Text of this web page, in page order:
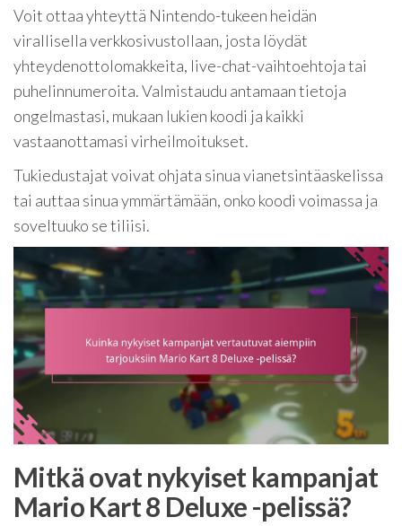
Voit ottaa yhteyttä Nintendo-tukeen heidän
virallisella verkkosivustollaan, josta löydät
yhteydenottolomakkeita, live-chat-vaihtoehtoja tai
puhelinnumeroita. Valmistaudu antamaan tietoja
ongelmastasi, mukaan lukien koodi ja kaikki
vastaanottamasi virheilmoitukset.
Tukiedustajat voivat ohjata sinua vianetsintäaskelissa
tai auttaa sinua ymmärtämään, onko koodi voimassa ja
soveltuuko se tiliisi.
Mitkä ovat nykyiset kampanjat
Mario Kart 8 Deluxe -pelissä?